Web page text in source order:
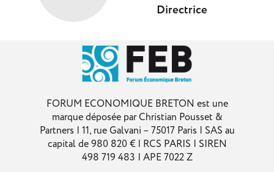
Directrice
FORUM ECONOMIQUE BRETON est une
marque déposée par Christian Pousset &
Partners | 11, rue Galvani – 75017 Paris | SAS au
capital de 980 820 € | RCS PARIS | SIREN
498 719 483 | APE 7022 Z